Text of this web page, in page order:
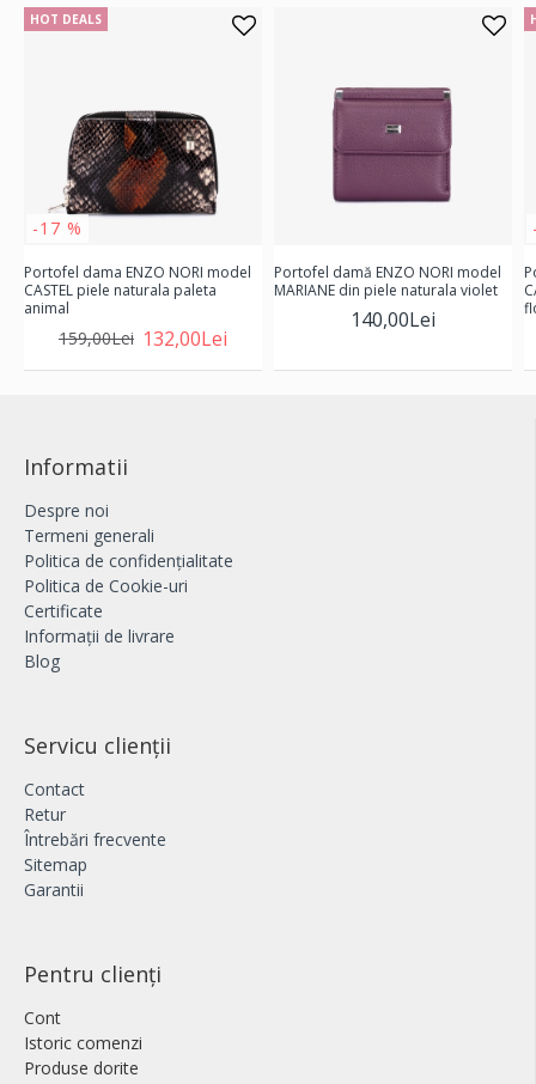
HOT DEALS
-17 %
Portofel dama ENZO NORI model
CASTEL piele naturala paleta
animal
132,00Lei
159,00Lei
Portofel damă ENZO NORI model
MARIANE din piele naturala violet
140,00Lei
Informatii
Despre noi
Termeni generali
Politica de confidențialitate
Politica de Cookie-uri
Certificate
Informații de livrare
Blog
Servicu clienții
Contact
Retur
Întrebări frecvente
Sitemap
Garantii
Pentru clienți
Cont
Istoric comenzi
Produse dorite